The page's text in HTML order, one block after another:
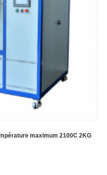
maximum 2100C 2KG